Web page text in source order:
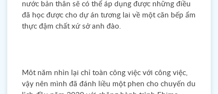
nước bản thân sẽ có thể áp dụng được những điều
đã học được cho dự án tương lai về một căn bếp ẩm
thực đậm chất xứ sở anh đào.
Môt năm nhìn lại chỉ toàn công việc với công việc,
vậy nên mình đã đánh liều một phen cho chuyến du